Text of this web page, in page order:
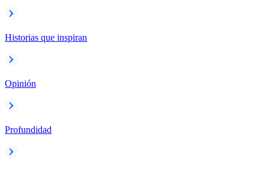
Historias que inspiran
Opinión
Profundidad